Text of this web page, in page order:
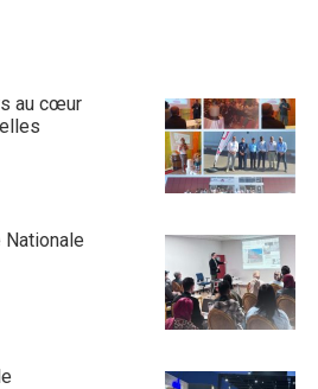
au cœur
Nationale